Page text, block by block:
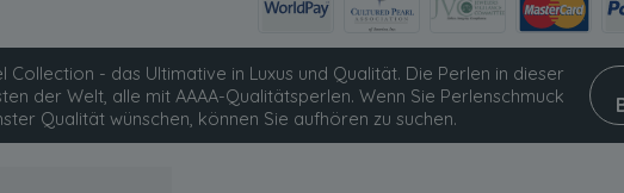
Collection - das Ultimative in Luxus und Qualität. Die Perlen in dieser
der Welt, alle mit AAAA-Qualitätsperlen. Wenn Sie Perlenschmuck
Qualität wünschen, können Sie aufhören zu suchen.